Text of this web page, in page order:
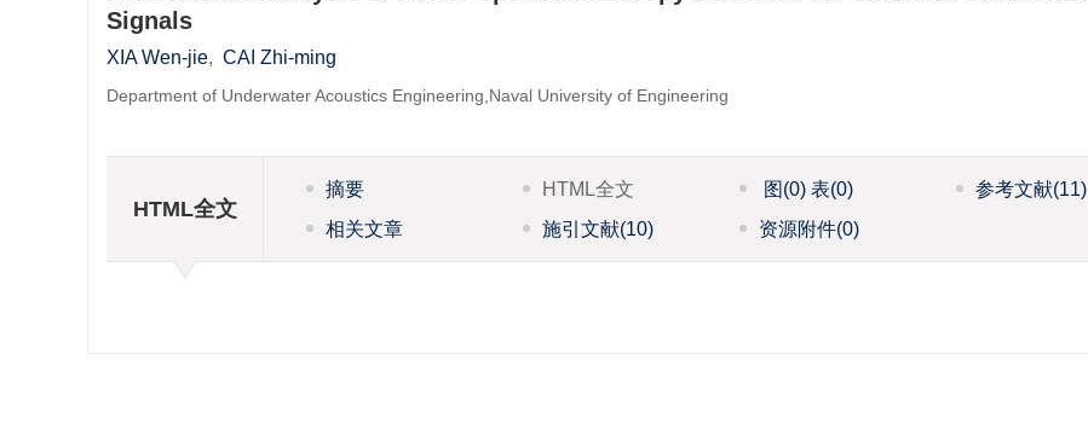
Signals
XIA Wen-jie, CAI Zhi-ming
Department of Underwater Acoustics Engineering,Naval University of Engineering
HTML全文
摘要 HTML全文 图 (0) 表(0) 参考文献(11)
相关文章
施引文献(10) 资源附件(0)